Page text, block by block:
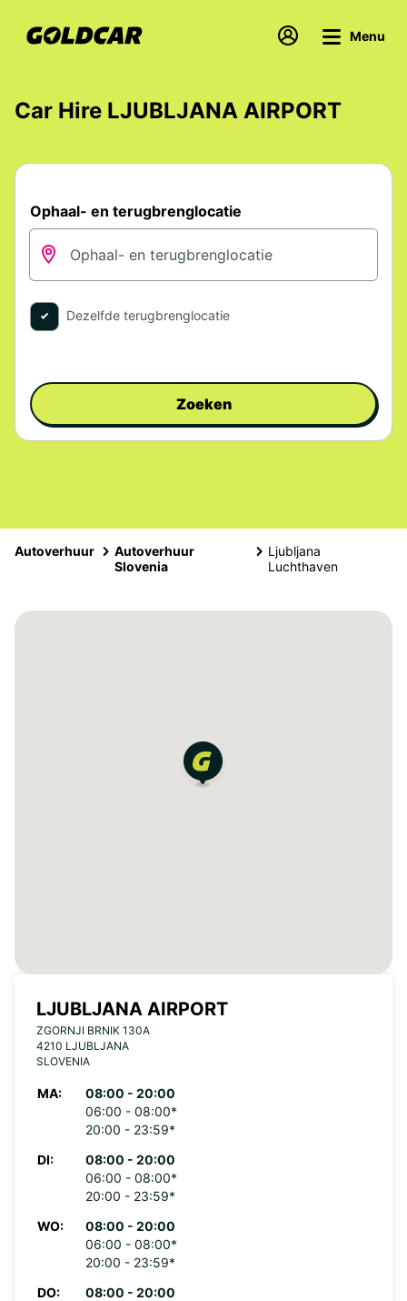
Menu
Car Hire LJUBLJANA AIRPORT
Ophaal- en terugbrenglocatie
Dezelfde terugbrenglocatie
Zoeken
Autoverhuur
Autoverhuur
Slovenia
Ljubljana
Luchthaven
LJUBLJANA AIRPORT
ZGORNJI BRNIK 130A
4210 LJUBLJANA
SLOVENIA
MA:
08:00 - 20:00
06:00 - 08:00*
20:00 - 23:59*
DI:
08:00 - 20:00
06:00 - 08:00*
20:00 - 23:59*
WO:
08:00 - 20:00
06:00 - 08:00*
20:00 - 23:59*
DO:
08:00 - 20:00